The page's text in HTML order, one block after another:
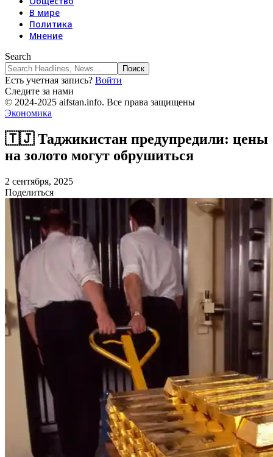
В мире
Политика
Мнение
Search
Есть учетная запись? Войти
Следите за нами
© 2024-2025 aifstan.info. Все права защищены
Экономика
🇹🇯 Таджикистан предупредили: цены
на золото могут обрушиться
2 сентября, 2025
Поделиться